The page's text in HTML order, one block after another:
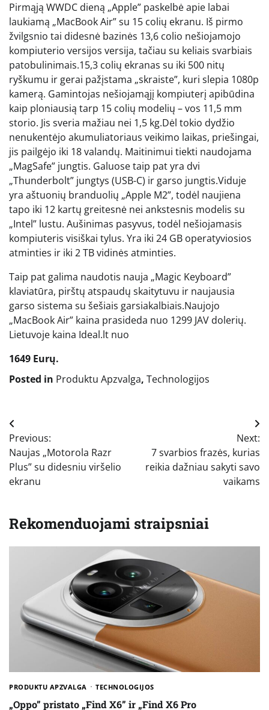
Pirmąją WWDC dieną „Apple” paskelbė apie labai
laukiamą „MacBook Air” su 15 colių ekranu. Iš pirmo
žvilgsnio tai didesnė bazinės 13,6 colio nešiojamojo
kompiuterio versijos versija, tačiau su keliais svarbiais
patobulinimais.15,3 colių ekranas su iki 500 nitų
ryškumu ir gerai pažįstama „skraiste”, kuri slepia 1080p
kamerą. Gamintojas nešiojamąjį kompiuterį apibūdina
kaip ploniausią tarp 15 colių modelių – vos 11,5 mm
storio. Jis sveria mažiau nei 1,5 kg.Dėl tokio dydžio
nenukentėjo akumuliatoriaus veikimo laikas, priešingai,
jis pailgėjo iki 18 valandų. Maitinimui tiekti naudojama
„MagSafe” jungtis. Galuose taip pat yra dvi
„Thunderbolt” jungtys (USB-C) ir garso jungtis.Viduje
yra aštuonių branduolių „Apple M2”, todėl naujiena
tapo iki 12 kartų greitesnė nei ankstesnis modelis su
„Intel” lustu. Aušinimas pasyvus, todėl nešiojamasis
kompiuteris visiškai tylus. Yra iki 24 GB operatyviosios
atminties ir iki 2 TB vidinės atminties.
Taip pat galima naudotis nauja „Magic Keyboard”
klaviatūra, pirštų atspaudų skaitytuvu ir naujausia
garso sistema su šešiais garsiakalbiais.Naujojo
„MacBook Air” kaina prasideda nuo 1299 JAV dolerių.
Lietuvoje kaina Ideal.lt nuo
1649 Eurų.
Posted in Produktu Apzvalga, Technologijos
Navigacija
tarp
įrašų
Previous:
Naujas „Motorola Razr
Plus” su didesniu viršelio
ekranu
Next:
7 svarbios frazės, kurias
reikia dažniau sakyti savo
vaikams
Rekomenduojami straipsniai
PRODUKTU APZVALGA TECHNOLOGIJOS
„Oppo” pristato „Find X6” ir „Find X6 Pro